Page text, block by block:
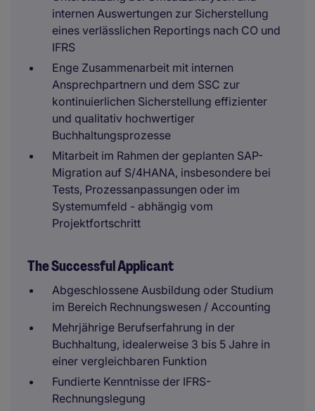
internen Auswertungen zur Sicherstellung
eines verlässlichen Reportings nach CO und
IFRS
Enge Zusammenarbeit mit internen
Ansprechpartnern und dem SSC zur
kontinuierlichen Sicherstellung effizienter
und qualitativ hochwertiger
Buchhaltungsprozesse
Mitarbeit im Rahmen der geplanten SAP-
Migration auf S/4HANA, insbesondere bei
Tests, Prozessanpassungen oder im
Systemumfeld - abhängig vom
Projektfortschritt
The Successful Applicant
Abgeschlossene Ausbildung oder Studium
im Bereich Rechnungswesen / Accounting
Mehrjährige Berufserfahrung in der
Buchhaltung, idealerweise 3 bis 5 Jahre in
einer vergleichbaren Funktion
Fundierte Kenntnisse der IFRS-
Rechnungslegung